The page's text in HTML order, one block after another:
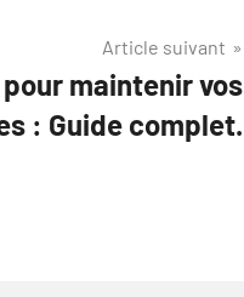
Article suivant
maintenir vos
: Guide complet.